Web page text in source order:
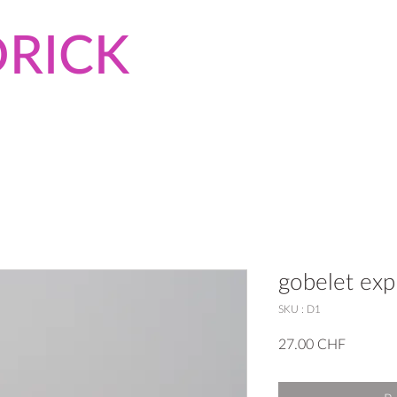
gobelet
SKU : D1
27.00 CHFPrix